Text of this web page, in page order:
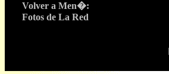
Volver a Men�:
Fotos de La Red